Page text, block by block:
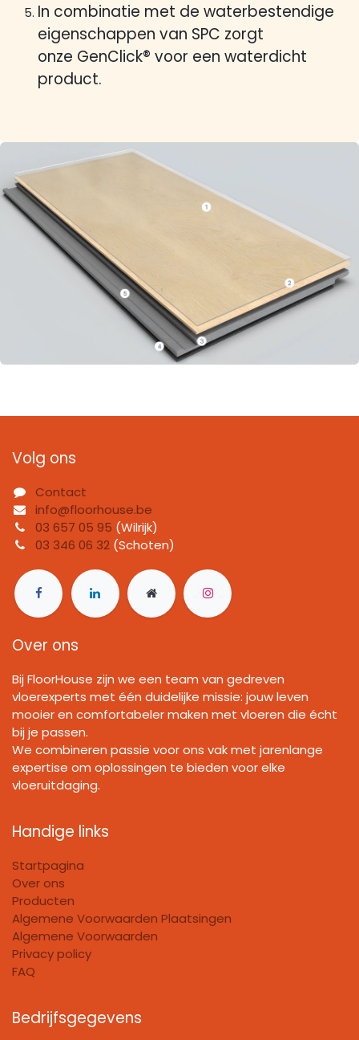
In combinatie met de waterbestendige
eigenschappen van SPC zorgt
onze GenClick® voor een waterdicht
product.
Volg ons
Contact
info@floorhouse.be
03 657 05 95 (Wilrijk)
03 346 06 32 (Schoten)
Over ons
Bij FloorHouse zijn we een team van gedreven
vloerexperts met één duidelijke missie: jouw leven
mooier en comfortabeler maken met vloeren die écht
bij je passen.
We combineren passie voor ons vak met jarenlange
expertise om oplossingen te bieden voor elke
vloeruitdaging.
Handige links
Startpagina
Over ons
Producten
Algemene Voorwaarden Plaatsingen
Algemene Voorwaarden
Privacy policy
FAQ
Bedrijfsgegevens